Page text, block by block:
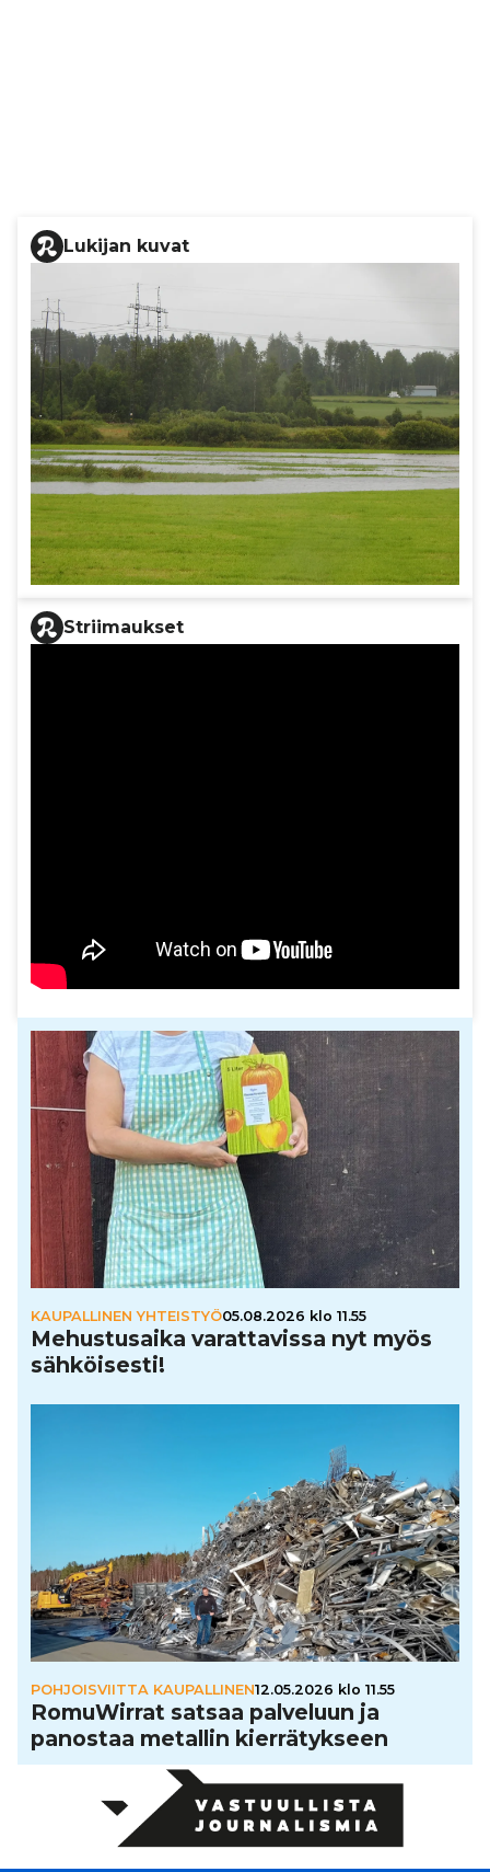
Lukijan kuvat
Striimaukset
KAUPALLINEN YHTEISTYÖ05.08.2026 klo 11.55
Mehus­tu­saika varat­ta­vissa nyt myös
säh­köi­sesti!
POHJOISVIITTA KAUPALLINEN12.05.2026 klo 11.55
Romu­Wir­rat satsaa palveluun ja
panostaa metallin kier­rä­tyk­seen